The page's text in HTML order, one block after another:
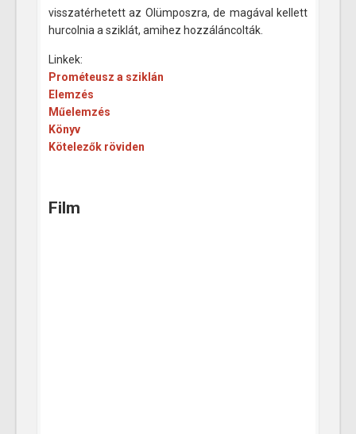
visszatérhetett az Olümposzra, de magával kellett
hurcolnia a sziklát, amihez hozzáláncolták.
Linkek:
Prométeusz a sziklán
Elemzés
Műelemzés
Könyv
Kötelezők röviden
Film